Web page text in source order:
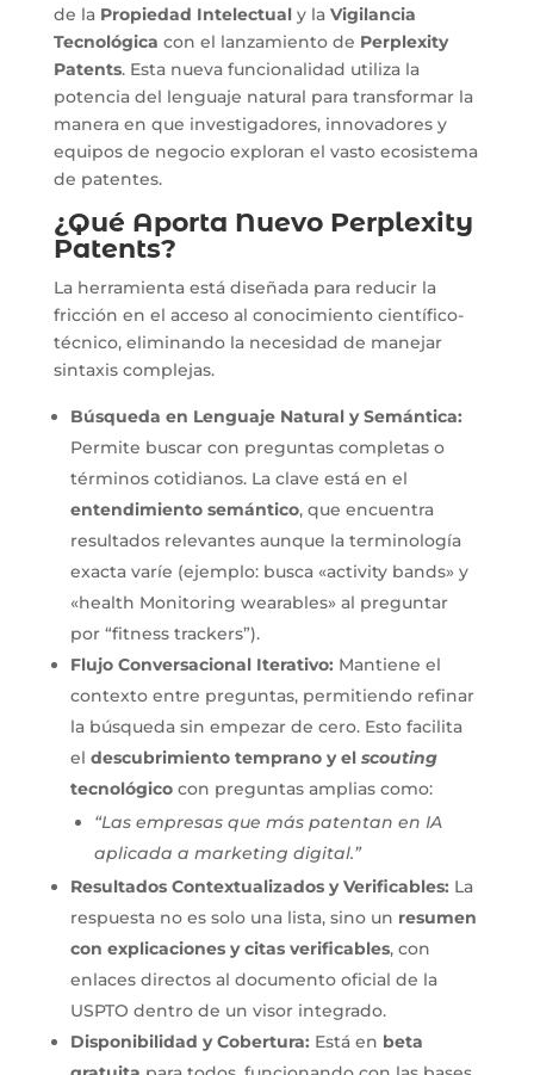
de la Propiedad Intelectualy la Vigilancia
Tecnológica con el lanzamiento de Perplexity
Patents. Esta nueva funcionalidad utiliza la
potencia del lenguaje natural para transformar la
manera en que investigadores, innovadores y
equipos de negocio exploran el vasto ecosistema
de patentes.
¿Qué Aporta Nuevo Perplexity
Patents?
La herramienta está diseñada para reducir la
fricción en el acceso al conocimiento científico-
técnico, eliminando la necesidad de manejar
sintaxis complejas.
Búsqueda en Lenguaje Natural y Semántica:
Permite buscar con preguntas completas o
términos cotidianos. La clave está en el
entendimiento semántico, que encuentra
resultados relevantes aunque la terminología
exacta varíe (ejemplo: busca «activity bands» y
«health Monitoring wearables» al preguntar
por “fitness trackers”).
Flujo Conversacional Iterativo: Mantiene el
contexto entre preguntas, permitiendo refinar
la búsqueda sin empezar de cero. Esto facilita
el descubrimiento temprano y el scouting
tecnológicocon preguntas amplias como:
“Las empresas que más patentan en IA
aplicada a marketing digital.”
Resultados Contextualizados y Verificables: La
respuesta no es solo una lista, sino un resumen
con explicaciones y citas verificables, con
enlaces directos al documento oficial de la
USPTO dentro de un visor integrado.
Disponibilidad y Cobertura: Está en beta